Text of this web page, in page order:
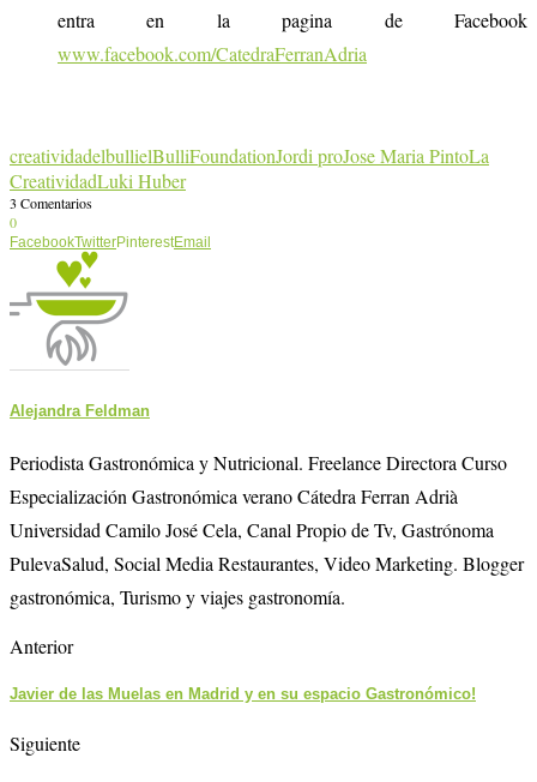
entra en la pagina de Facebook
www.facebook.com/CatedraFerranAdria
creatividadelbullielBulliFoundationJordi proJose Maria PintoLa
CreatividadLuki Huber
3 Comentarios
0
FacebookTwitterPinterestEmail
Alejandra Feldman
Periodista Gastronómica y Nutricional. Freelance Directora Curso
Especialización Gastronómica verano Cátedra Ferran Adrià
Universidad Camilo José Cela, Canal Propio de Tv, Gastrónoma
PulevaSalud, Social Media Restaurantes, Video Marketing. Blogger
gastronómica, Turismo y viajes gastronomía.
Anterior
Javier de las Muelas en Madrid y en su espacio Gastronómico!
Siguiente